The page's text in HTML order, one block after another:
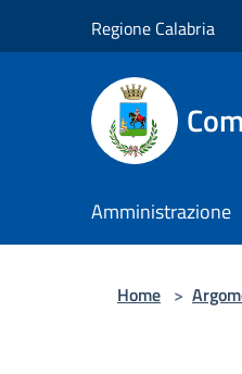
Regione Calabria
Amministrazione
Home >